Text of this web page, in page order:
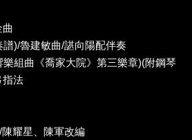
)/魯建敏曲/諶向陽配伴奏
組曲《喬家大院》第三樂章)(附鋼琴
指法
耀星、陳軍改編